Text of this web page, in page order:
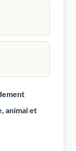
animal et